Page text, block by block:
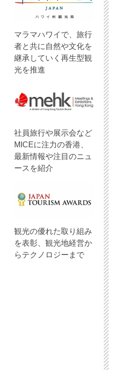
マラマハワイで、旅行
者と共に自然や文化を
継承していく再生型観
光を推進
社員旅行や展示会など
MICEに注力の香港、
最新情報や注目のニュ
ースを紹介
観光の優れた取り組み
を表彰、観光地経営か
らテクノロジーまで